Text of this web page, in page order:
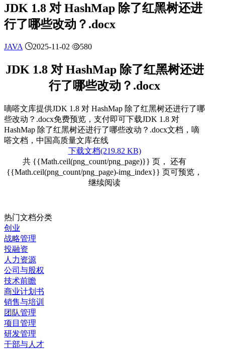
JDK 1.8 对 HashMap 除了红黑树还进
行了哪些改动？.docx
JAVA 2025-11-02 580
JDK 1.8 对 HashMap 除了红黑树还进
行了哪些改动？.docx
嘀嗒文库提供JDK 1.8 对 HashMap 除了红黑树还进行了哪
些改动？.docx免费预览，支付即可下载JDK 1.8 对
HashMap 除了红黑树还进行了哪些改动？.docx文档，嘀
嗒文档，中国高质量文库在线
下载文档(219.82 KB)
共 {{Math.ceil(png_count/png_page)}} 页， 还有
{{Math.ceil(png_count/png_page)-img_index}} 页可预览，
继续阅读
热门文档分类
创业
战略管理
投融资
人力资源
公司与股权
技术前瞻
商业计划书
销售与培训
团队管理
项目管理
研发管理
干部与人才